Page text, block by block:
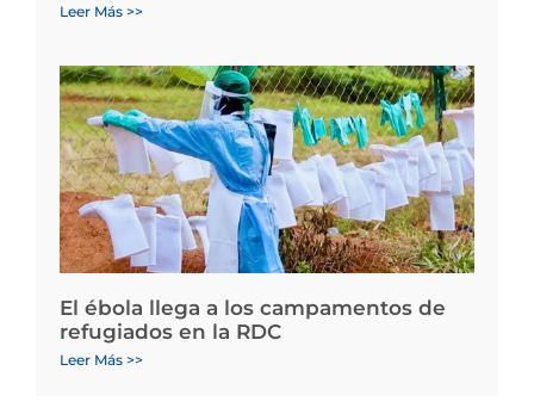
Leer Más >>
El ébola llega a los campamentos de
refugiados en la RDC
Leer Más >>